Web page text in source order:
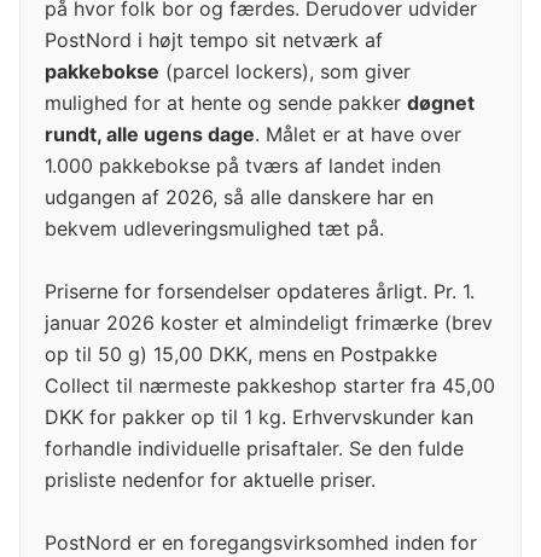
på hvor folk bor og færdes. Derudover udvider
PostNord i højt tempo sit netværk af
pakkebokse (parcel lockers), som giver
mulighed for at hente og sende pakker døgnet
rundt, alle ugens dage. Målet er at have over
1.000 pakkebokse på tværs af landet inden
udgangen af 2026, så alle danskere har en
bekvem udleveringsmulighed tæt på.
Priserne for forsendelser opdateres årligt. Pr. 1.
januar 2026 koster et almindeligt frimærke (brev
op til 50 g) 15,00 DKK, mens en Postpakke
Collect til nærmeste pakkeshop starter fra 45,00
DKK for pakker op til 1 kg. Erhvervskunder kan
forhandle individuelle prisaftaler. Se den fulde
prisliste nedenfor for aktuelle priser.
PostNord er en foregangsvirksomhed inden for